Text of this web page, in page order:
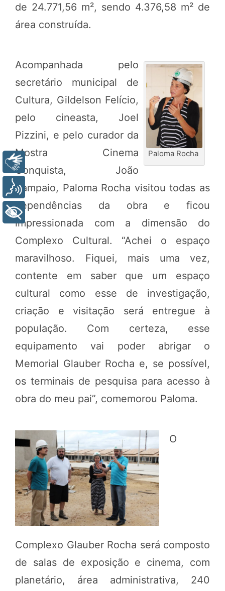
de 24.771,56 m², sendo 4.376,58 m² de
área construída.
Paloma Rocha
Acompanhada pelo
secretário municipal de
Cultura, Gildelson Felício,
pelo cineasta, Joel
Pizzini, e pelo curador da
Mostra Cinema
Conquista, João
Sampaio, Paloma Rocha visitou todas as
dependências da obra e ficou
impressionada com a dimensão do
Complexo Cultural. “Achei o espaço
maravilhoso. Fiquei, mais uma vez,
contente em saber que um espaço
cultural como esse de investigação,
criação e visitação será entregue à
população. Com certeza, esse
equipamento vai poder abrigar o
Memorial Glauber Rocha e, se possível,
os terminais de pesquisa para acesso à
obra do meu pai”, comemorou Paloma.
O
Complexo Glauber Rocha será composto
de salas de exposição e cinema, com
planetário, área administrativa, 240
Voz
+ Acessibilidade